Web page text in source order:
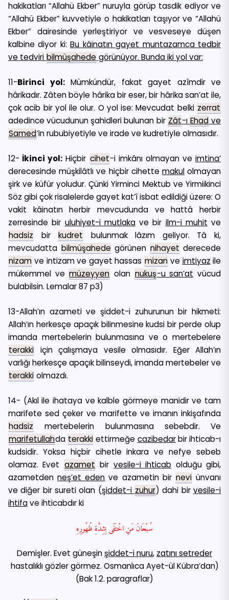
hakikatları “Allahü Ekber” nuruyla görüp tasdik ediyor ve
“Allahü Ekber” kuvvetiyle o hakikatları taşıyor ve “Allahü
Ekber” dairesinde yerleştiriyor ve vesveseye düşen
kalbine diyor ki:Bu kâinatın gayet muntazamca tedbir
ve tedviri bilmüşahede görünüyor. Bunda iki yol var:
11-Birinci yol:Mümkündür, fakat gayet azîmdir ve
hârikadır. Zâten böyle hârika bir eser, bir hârika san’at ile,
çok acib bir yol ile olur. O yol ise: Mevcudat belki zerrat
adedince vücudunun şahidleri bulunan bir Zât-ı Ehad ve
Samed‘in rububiyetiyle ve irade ve kudretiyle olmasıdır.
12- İkinci yol: Hiçbir cihet-i imkânı olmayan ve imtina’
derecesinde müşkilâtlı ve hiçbir cihette makulolmayan
şirk ve küfür yoludur. Çünki Yirminci Mektub ve Yirmiikinci
Söz gibi çok risalelerde gayet kat’î isbat edildiği üzere: O
vakit kâinatın herbir mevcudunda ve hattâ herbir
zerresinde bir uluhiyet-i mutlakave bir ilm-i muhit ve
hadsiz bir kudret
bulunmak lâzım geliyor. Tâ ki,
mevcudatta bilmüşahede görünen nihayet derecede
nizam ve intizam ve gayet hassas mizan ve imtiyaz ile
mükemmel ve müzeyyen olan nukuş-u san’at vücud
bulabilsin. Lemalar 87 p3)
13-Allah’ın azameti ve şiddet-i zuhurunun bir hikmeti:
Allah’ın herkesçe apaçık bilinmesine kudsi bir perde olup
imanda mertebelerin bulunmasına ve o mertebelere
terakki için çalışmaya vesile olmasıdır. Eğer Allah’ın
varlığı herkesçe apaçık bilinseydi, imanda mertebeler ve
terakki olmazdı.
14- (Akıl ile ihataya ve kalble görmeye manidir ve tam
marifete sed çeker ve marifette ve imanın inkişafında
hadsiz mertebelerin bulunmasına sebebdir. Ve
marifetullahda terakki ettirmeğe cazibedarbir ihticab-ı
kudsidir. Yoksa hiçbir cihetle inkara ve nefye sebeb
olamaz. Evet azamet bir vesile-i ihticab olduğu gibi,
azametdenneş’et eden ve azametin bir nevi ünvanı
ve diğer bir sureti olan (şiddet-i zuhur) dahi birvesile-i
ihtifave ihticabdır ki
سُبْحَانَ مَنِ اخْتَفَى بِشِدَّةِ ظُهُورِهِ
Demişler. Evet güneşinşiddet-i nuru, zatınısetreder
hastalıklı gözler görmez. Osmanlıca Ayet-ül Kübra’dan)
(Bak 1.2. paragraflar)